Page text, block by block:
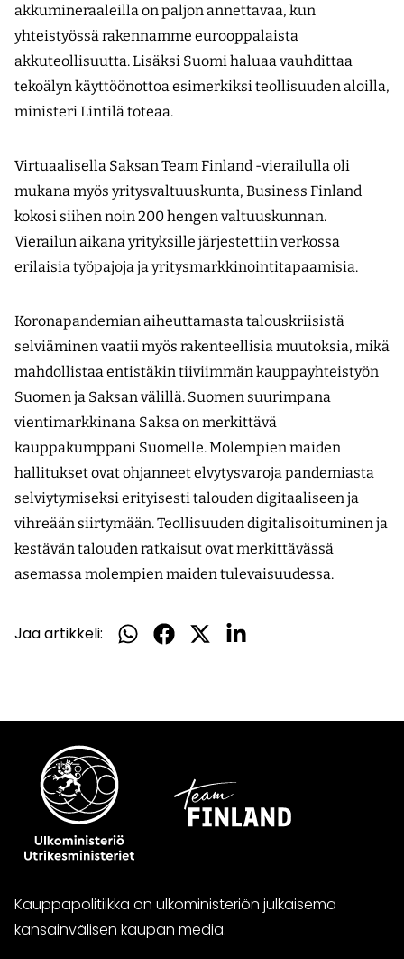
akkumineraaleilla on paljon annettavaa, kun
yhteistyössä rakennamme eurooppalaista
akkuteollisuutta. Lisäksi Suomi haluaa vauhdittaa
tekoälyn käyttöönottoa esimerkiksi teollisuuden aloilla,
ministeri Lintilä toteaa.
Virtuaalisella Saksan Team Finland -vierailulla oli
mukana myös yritysvaltuuskunta, Business Finland
kokosi siihen noin 200 hengen valtuuskunnan.
Vierailun aikana yrityksille järjestettiin verkossa
erilaisia työpajoja ja yritysmarkkinointitapaamisia.
Koronapandemian aiheuttamasta talouskriisistä
selviäminen vaatii myös rakenteellisia muutoksia, mikä
mahdollistaa entistäkin tiiviimmän kauppayhteistyön
Suomen ja Saksan välillä. Suomen suurimpana
vientimarkkinana Saksa on merkittävä
kauppakumppani Suomelle. Molempien maiden
hallitukset ovat ohjanneet elvytysvaroja pandemiasta
selviytymiseksi erityisesti talouden digitaaliseen ja
vihreään siirtymään. Teollisuuden digitalisoituminen ja
kestävän talouden ratkaisut ovat merkittävässä
asemassa molempien maiden tulevaisuudessa.
Jaa artikkeli:
Jaa
Jaa
Jaa
Jaa
Kauppapolitiikka on ulkoministeriön julkaisema
kansainvälisen kaupan media.